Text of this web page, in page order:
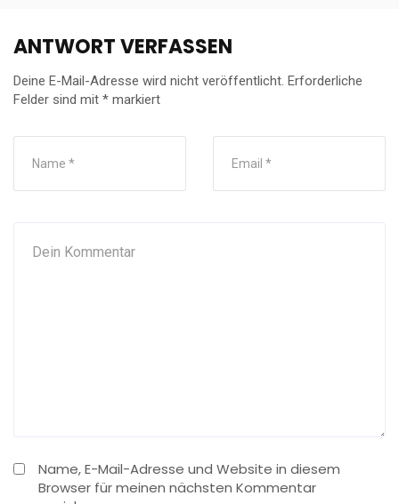
ANTWORT VERFASSEN
Deine E-Mail-Adresse wird nicht veröffentlicht. Erforderliche
Felder sind mit * markiert
Name, E-Mail-Adresse und Website in diesem
Browser für meinen nächsten Kommentar